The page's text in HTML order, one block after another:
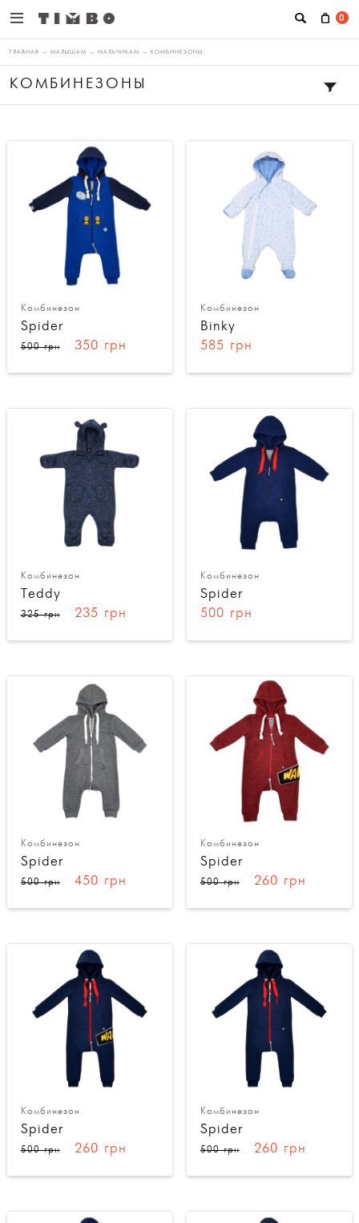
0
ГЛАВНАЯ → МАЛЫШАМ → МАЛЬЧИКАМ → КОМБИНЕЗОНЫ
КОМБИНЕЗОНЫ
Комбинезон
Spider
500 грн 350 грн
Комбинезон
Binky
585 грн
Комбинезон
Teddy
325 грн 235 грн
Комбинезон
Spider
500 грн
Комбинезон
Spider
500 грн 450 грн
Комбинезон
Spider
500 грн 260 грн
Комбинезон
Spider
500 грн 260 грн
Комбинезон
Spider
500 грн 260 грн